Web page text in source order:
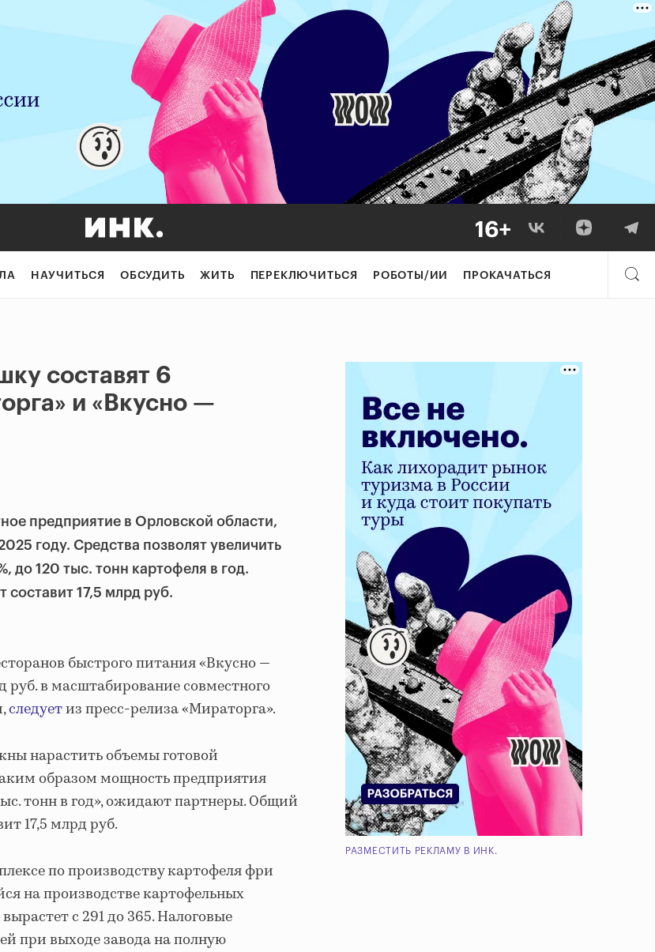
НАУЧИТЬСЯ ОБСУДИТЬ ЖИТЬ ПЕРЕКЛЮЧИТЬСЯ РОБОТЫ/ИИ ПРОКАЧАТЬСЯ
составят 6
и «Вкусно —
предприятие в Орловской области,
году. Средства позволят увеличить
до 120 тыс. тонн картофеля в год.
17,5 млрд руб.
быстрого питания «Вкусно —
в масштабирование совместного
следуетиз пресс-релиза «Мираторга».
нарастить объемы готовой
образом мощность предприятия
тонн в год», ожидают партнеры. Общий
17,5 млрд руб.
по производству картофеля фри
на производстве картофельных
с 291 до 365. Налоговые
при выходе завода на полную
РАЗМЕСТИТЬ РЕКЛАМУ В ИНК.